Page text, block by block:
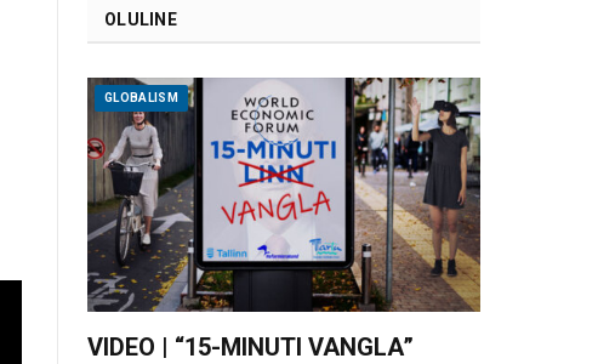
OLULINE
GLOBALISM
VIDEO | “15-MINUTI VANGLA”